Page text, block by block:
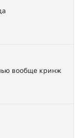
вообще кринж